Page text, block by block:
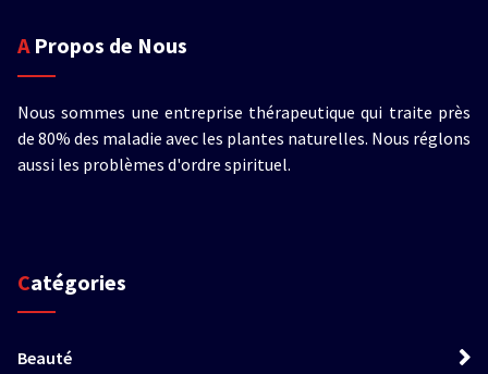
A Propos de Nous
Nous sommes une entreprise thérapeutique qui traite près
de 80% des maladie avec les plantes naturelles. Nous réglons
aussi les problèmes d'ordre spirituel.
Catégories
Beauté